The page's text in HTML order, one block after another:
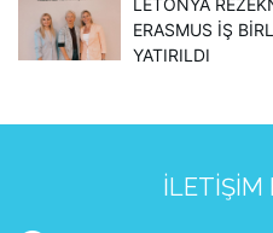
LETONYA
ERASMUS İŞ
YATIRILDI
İLETIŞIM